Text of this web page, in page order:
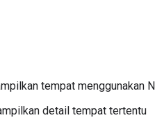
tempat menggunakan
detail tempat tertentu